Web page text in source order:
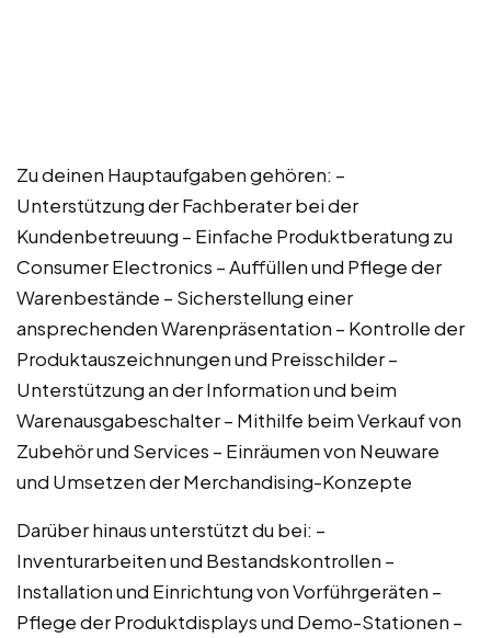
Zu deinen Hauptaufgaben gehören: –
Unterstützung der Fachberater bei der
Kundenbetreuung – Einfache Produktberatung zu
Consumer Electronics – Auffüllen und Pflege der
Warenbestände – Sicherstellung einer
ansprechenden Warenpräsentation – Kontrolle der
Produktauszeichnungen und Preisschilder –
Unterstützung an der Information und beim
Warenausgabeschalter – Mithilfe beim Verkauf von
Zubehör und Services – Einräumen von Neuware
und Umsetzen der Merchandising-Konzepte
Darüber hinaus unterstützt du bei: –
Inventurarbeiten und Bestandskontrollen –
Installation und Einrichtung von Vorführgeräten –
Pflege der Produktdisplays und Demo-Stationen –